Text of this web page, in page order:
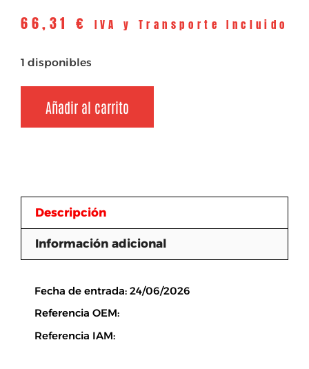
66,31 € IVA y Transporte Incluido
1 disponibles
Añadir al carrito
Descripción
Información adicional
Fecha de entrada: 24/06/2026
Referencia OEM:
Referencia IAM: